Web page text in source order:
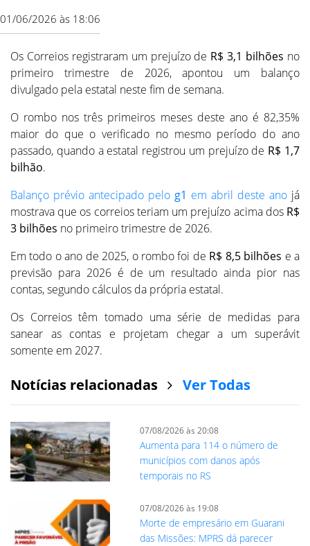
01/06/2026 às 18:06
Os Correios registraram um prejuízo de R$ 3,1 bilhões no
primeiro trimestre de 2026, apontou um balanço
divulgado pela estatal neste fim de semana.
O rombo nos três primeiros meses deste ano é 82,35%
maior do que o verificado no mesmo período do ano
passado, quando a estatal registrou um prejuízo de R$ 1,7
bilhão.
Balanço prévio antecipado pelo g1 em abril deste ano já
mostrava que os correios teriam um prejuízo acima dos R$
3 bilhões no primeiro trimestre de 2026.
Em todo o ano de 2025, o rombo foi de R$ 8,5 bilhões e a
previsão para 2026 é de um resultado ainda pior nas
contas, segundo cálculos da própria estatal.
Os Correios têm tomado uma série de medidas para
sanear as contas e projetam chegar a um superávit
somente em 2027.
Notícias relacionadas Ver Todas
07/08/2026 às 20:08
Aumenta para 114 o número de
municípios com danos após
temporais no RS
07/08/2026 às 19:08
Morte de empresário em Guarani
das Missões: MPRS dá parecer